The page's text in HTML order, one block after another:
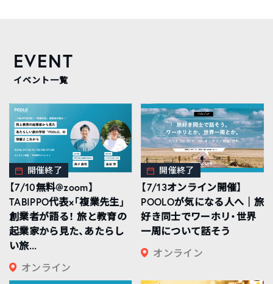
EVENT
イベント一覧
開催終了
【7/10無料@zoom】
TABIPPO代表×「複業先生」
創業者が語る！ 旅と教育の
起業家から見た、あたらし
い旅...
オンライン
開催終了
【7/13オンライン開催】
POOLOが気になる人へ｜旅
好き同士でワーホリ・世界
一周について話そう
オンライン